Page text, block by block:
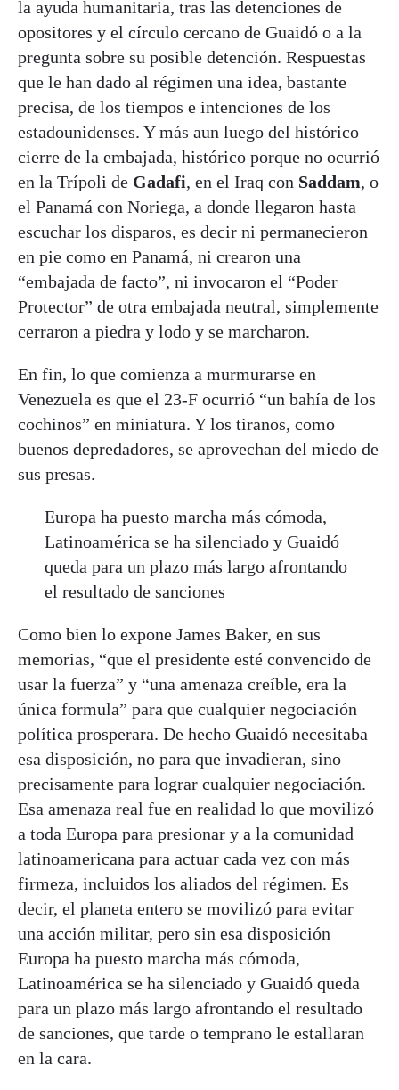
la ayuda humanitaria, tras las detenciones de
opositores y el círculo cercano de Guaidó o a la
pregunta sobre su posible detención. Respuestas
que le han dado al régimen una idea, bastante
precisa, de los tiempos e intenciones de los
estadounidenses. Y más aun luego del histórico
cierre de la embajada, histórico porque no ocurrió
en la Trípoli de Gadafi, en el Iraq con Saddam, o
el Panamá con Noriega, a donde llegaron hasta
escuchar los disparos, es decir ni permanecieron
en pie como en Panamá, ni crearon una
“embajada de facto”, ni invocaron el “Poder
Protector” de otra embajada neutral, simplemente
cerraron a piedra y lodo y se marcharon.
En fin, lo que comienza a murmurarse en
Venezuela es que el 23-F ocurrió “un bahía de los
cochinos” en miniatura. Y los tiranos, como
buenos depredadores, se aprovechan del miedo de
sus presas.
Europa ha puesto marcha más cómoda,
Latinoamérica se ha silenciado y Guaidó
queda para un plazo más largo afrontando
el resultado de sanciones
Como bien lo expone James Baker, en sus
memorias, “que el presidente esté convencido de
usar la fuerza” y “una amenaza creíble, era la
única formula” para que cualquier negociación
política prosperara. De hecho Guaidó necesitaba
esa disposición, no para que invadieran, sino
precisamente para lograr cualquier negociación.
Esa amenaza real fue en realidad lo que movilizó
a toda Europa para presionar y a la comunidad
latinoamericana para actuar cada vez con más
firmeza, incluidos los aliados del régimen. Es
decir, el planeta entero se movilizó para evitar
una acción militar, pero sin esa disposición
Europa ha puesto marcha más cómoda,
Latinoamérica se ha silenciado y Guaidó queda
para un plazo más largo afrontando el resultado
de sanciones, que tarde o temprano le estallaran
en la cara.